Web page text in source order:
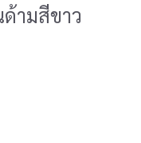
ามสีขาว